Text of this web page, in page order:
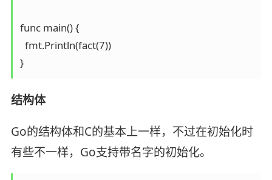
func main() {
  fmt.Println(fact(7))
}
结构体
Go的结构体和C的基本上一样，不过在初始化时
有些不一样，Go支持带名字的初始化。